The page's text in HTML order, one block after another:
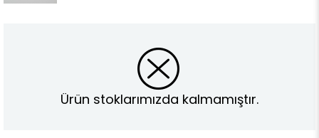
Ürün stoklarımızda kalmamıştır.